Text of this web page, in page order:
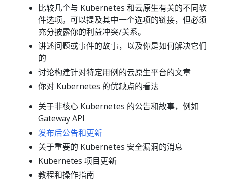
比较几个与 Kubernetes 和云原生有关的不同软
件选项。可以提及其中一个选项的链接，但必须
充分披露你的利益冲突/关系。
讲述问题或事件的故事，以及你是如何解决它们
的
讨论构建针对特定用例的云原生平台的文章
你对 Kubernetes 的优缺点的看法
关于非核心 Kubernetes 的公告和故事，例如
Gateway API
发布后公告和更新
关于重要的 Kubernetes 安全漏洞的消息
Kubernetes 项目更新
教程和操作指南